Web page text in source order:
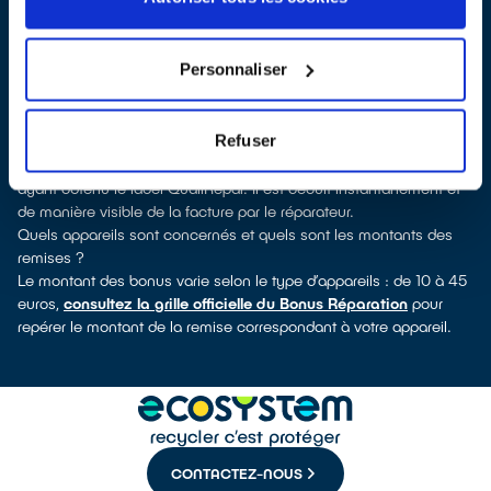
Personnaliser
Refuser
vous pouvez consulter notre annuaire de réparateurs labellisés
QualiRépar. En cliquant sur la fiche détaillée du réparateur, vous
obtenu le label. Réfrigérateur, sèche-linge, petit électroménager,
TV, smartphone, outillage électroportatif : à chaque famille
d’équipements son réparateur spécialisé et labellisé QualiRépar.
Comment bénéficier du Bonus Réparation à Sarlat-la-Canéda ?
Le Bonus Réparation est en vigueur chez tous les réparateurs
ayant obtenu le label QualiRépar. Il est déduit instantanément et
de manière visible de la facture par le réparateur.
Quels appareils sont concernés et quels sont les montants des
remises ?
Le montant des bonus varie selon le type d’appareils : de 10 à 45
euros, consultez la grille officielle du Bonus Réparation pour
repérer le montant de la remise correspondant à votre appareil.
CONTACTEZ-NOUS